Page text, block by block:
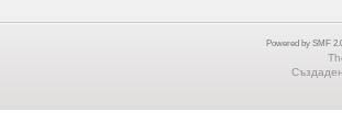
Powered by SMF